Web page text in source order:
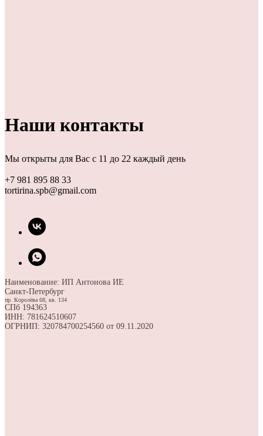
Наши контакты
Мы открыты для Вас с 11 до 22 каждый день
+7 981 895 88 33
tortirina.spb@gmail.com
Наименование: ИП Антонова ИЕ
Санкт-Петербург
пр. Королёва 68, кв. 134
СПб 194363
ИНН: 781624510607
ОГРНИП: 320784700254560 от 09.11.2020